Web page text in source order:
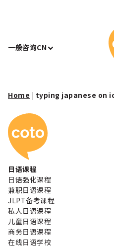
一般咨询CN
Home | typing japanese on
Coto 日本
日语课程
日语强化课程
兼职日语课程
JLPT备考课程
私人日语课程
儿童日语课程
商务日语课程
在线日语学校